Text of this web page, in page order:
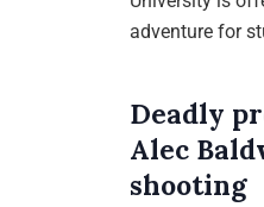
adventure for
Deadly
Alec
shooting